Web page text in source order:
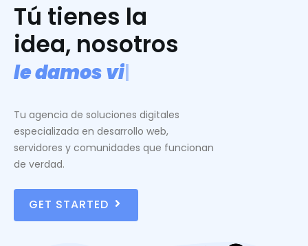
Tú tienes la
idea, nosotros
ledamosvid
Tu agencia de soluciones digitales
especializada en desarrollo web,
servidores y comunidades que funcionan
de verdad.
GET STARTED